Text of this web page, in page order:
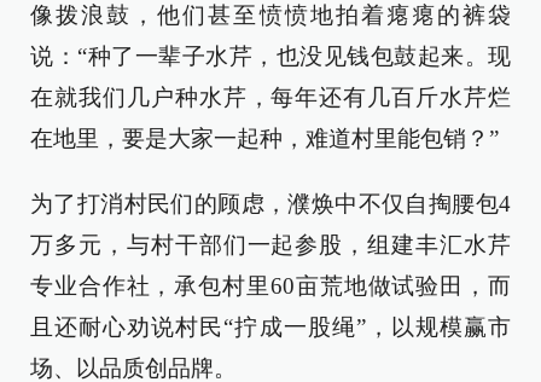
像拨浪鼓，他们甚至愤愤地拍着瘪瘪的裤袋
说：“种了一辈子水芹，也没见钱包鼓起来。现
在就我们几户种水芹，每年还有几百斤水芹烂
在地里，要是大家一起种，难道村里能包销？”
为了打消村民们的顾虑，濮焕中不仅自掏腰包4
万多元，与村干部们一起参股，组建丰汇水芹
专业合作社，承包村里60亩荒地做试验田，而
且还耐心劝说村民“拧成一股绳”，以规模赢市
场、以品质创品牌。